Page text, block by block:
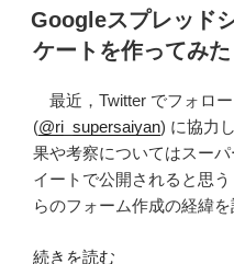
婚
前
判
用
ア
ン
ケ
ト
稿
日:
Googleスプレッド
ケートを作ってみた
最近，Twitter でフォロ
(@ri_supersaiyan) に協力
果や考察についてはスー
イートで公開されると思
らのフォーム作成の経緯を
“Google
続きを読む